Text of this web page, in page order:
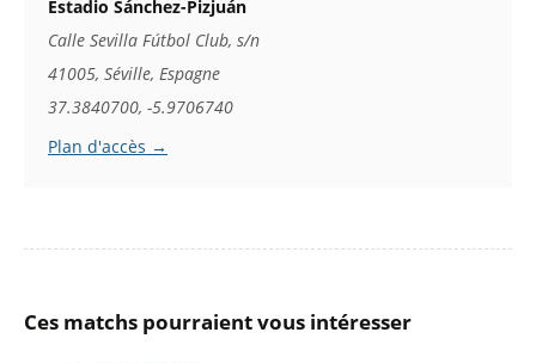
Estadio Sánchez-Pizjuán
Calle Sevilla Fútbol Club, s/n
41005, Séville, Espagne
37.3840700, -5.9706740
Plan d'accès →
Ces matchs pourraient vous intéresser